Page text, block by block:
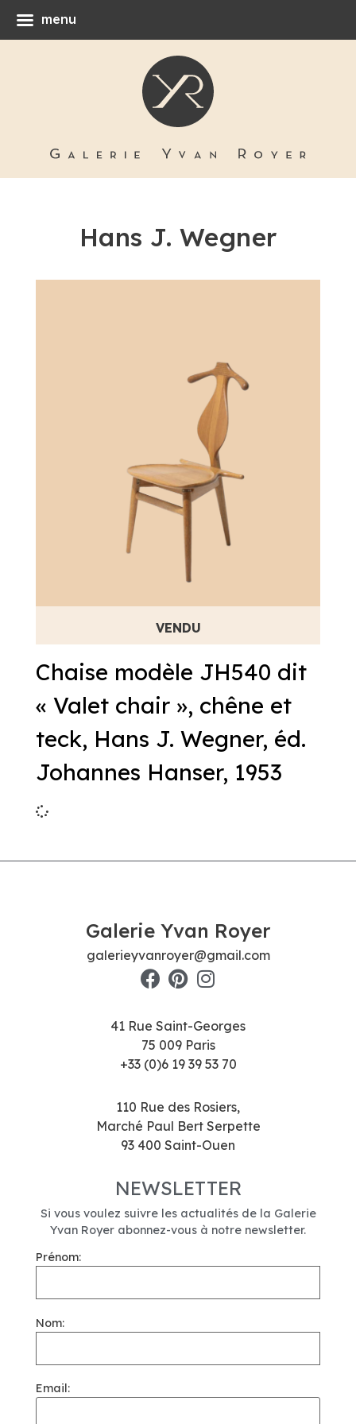
Hans J. Wegner
Chaise modèle JH540 dit
« Valet chair », chêne et
teck, Hans J. Wegner, éd.
Johannes Hanser, 1953
Galerie Yvan Royer
galerieyvanroyer@gmail.com
41 Rue Saint-Georges
75 009 Paris
+33 (0)6 19 39 53 70
110 Rue des Rosiers,
Marché Paul Bert Serpette
93 400 Saint-Ouen
NEWSLETTER
Si vous voulez suivre les actualités de la Galerie
Yvan Royer abonnez-vous à notre newsletter.
Prénom:
Nom:
Email:
menu